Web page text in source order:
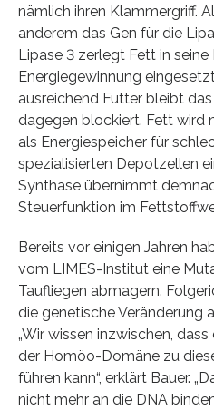
nämlich ihren Klammergriff.
anderem das Gen für die
Lipase 3 zerlegt Fett in
Energiegewinnung
ausreichend Futter bleibt
dagegen blockiert. Fett wird
als Energiespeicher für
spezialisierten Depotzellen
Synthase übernimmt
Steuerfunktion im
Bereits vor einigen Jahren
vom LIMES-Institut eine
Taufliegen abmagern.
die genetische Veränderung
„Wir wissen inzwischen,
der Homöo-Domäne zu
führen kann“, erklärt Bauer.
nicht mehr an die DNA